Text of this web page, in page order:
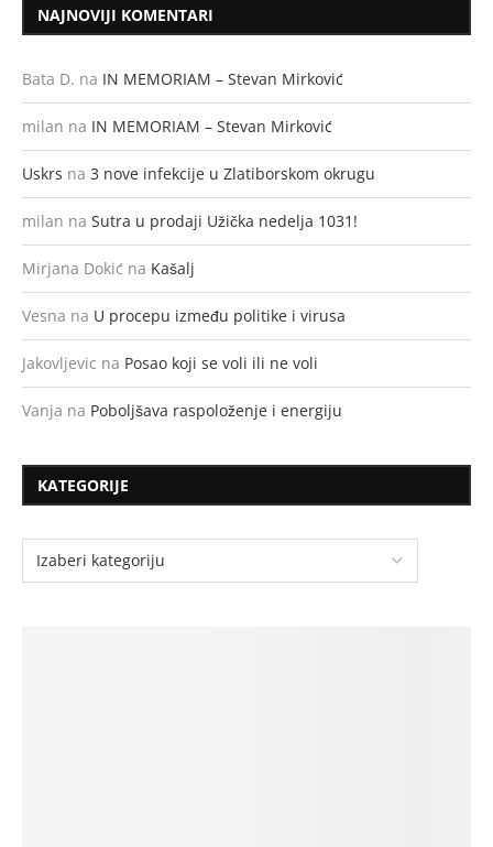
NAJNOVIJI KOMENTARI
Bata D. na IN MEMORIAM – Stevan Mirković
milan na IN MEMORIAM – Stevan Mirković
Uskrs na 3 nove infekcije u Zlatiborskom okrugu
milan na Sutra u prodaji Užička nedelja 1031!
Mirjana Dokić na Kašalj
Vesna na U procepu između politike i virusa
Jakovljevic na Posao koji se voli ili ne voli
Vanja na Poboljšava raspoloženje i energiju
KATEGORIJE